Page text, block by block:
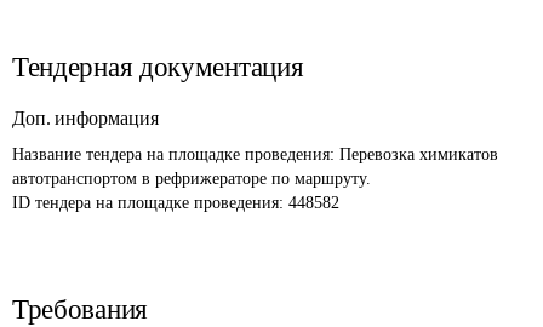
Тендерная документация
Доп. информация
Название тендера на площадке проведения: Перевозка химикатов
автотранспортом в рефрижераторе по маршруту.
ID тендера на площадке проведения: 448582
Требования